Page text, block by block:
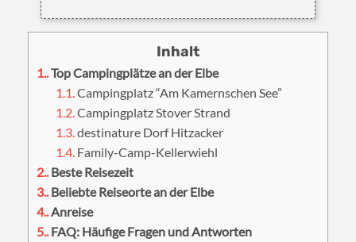
1.Top Campingplätze an der Elbe
1.1.Campingplatz “Am Kamernschen See”
1.2.Campingplatz Stover Strand
1.3.destinature Dorf Hitzacker
1.4. Family-Camp-Kellerwiehl
2.Beste Reisezeit
3.Beliebte Reiseorte an der Elbe
4.Anreise
5.FAQ: Häufige Fragen und Antworten